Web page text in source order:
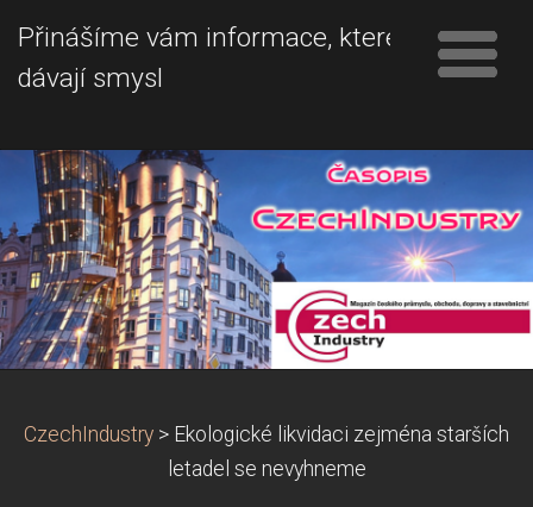
Přinášíme vám informace, které
dávají smysl
CzechIndustry > Ekologické likvidaci zejména starších
letadel se nevyhneme